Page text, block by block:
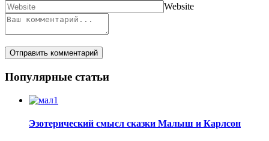
Website
Популярные статьи
Эзотерический смысл сказки Малыш и Карлсон